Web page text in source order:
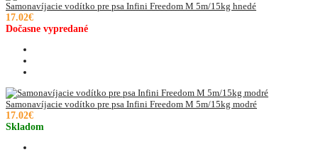
Samonavíjacie vodítko pre psa Infini Freedom M 5m/15kg hnedé
17.02€
Dočasne vypredané
Samonavíjacie vodítko pre psa Infini Freedom M 5m/15kg modré
17.02€
Skladom